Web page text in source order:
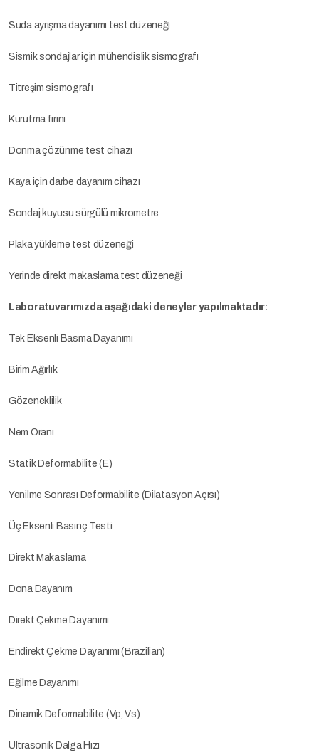
Suda ayrışma dayanımı test düzeneği
Sismik sondajlar için mühendislik sismografı
Titreşim sismografı
Kurutma fırını
Donma çözünme test cihazı
Kaya için darbe dayanım cihazı
Sondaj kuyusu sürgülü mikrometre
Plaka yükleme test düzeneği
Yerinde direkt makaslama test düzeneği
Laboratuvarımızda aşağıdaki deneyler yapılmaktadır:
Tek Eksenli Basma Dayanımı
Birim Ağırlık
Gözeneklilik
Nem Oranı
Statik Deformabilite (E)
Yenilme Sonrası Deformabilite (Dilatasyon Açısı)
Üç Eksenli Basınç Testi
Direkt Makaslama
Dona Dayanım
Direkt Çekme Dayanımı
Endirekt Çekme Dayanımı (Brazilian)
Eğilme Dayanımı
Dinamik Deformabilite (Vp, Vs)
Ultrasonik Dalga Hızı